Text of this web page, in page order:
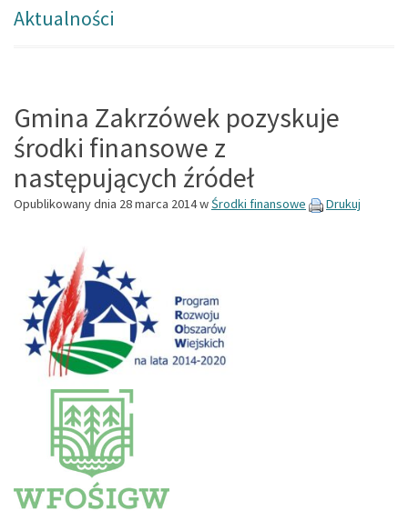
Aktualności
Gmina Zakrzówek pozyskuje
środki finansowe z
następujących źródeł
Opublikowany dnia 28 marca 2014wŚrodki finansowe Drukuj